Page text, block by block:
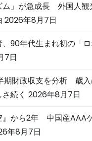
ム」が急成長 外国人
2026年8月7日
90年代生まれ初の「
7日
期財政収支を分析 歳入
続く 2026年8月7日
』から2年 中国産AAA
年8月7日